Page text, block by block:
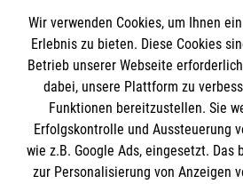
Informationen
Wir verwenden Cookies, um Ihnen
Erlebnis zu bieten. Diese Cookies
Betrieb unserer Webseite
dabei, unsere Plattform zu
Funktionen bereitzustellen. Sie
Erfolgskontrolle und Aussteuerung
wie z.B. Google Ads, eingesetzt. Das
zur Personalisierung von Anzeigen